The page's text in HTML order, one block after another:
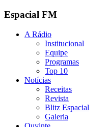
Espacial FM
A Rádio
Institucional
Equipe
Programas
Top 10
Notícias
Receitas
Revista
Blitz Espacial
Galeria